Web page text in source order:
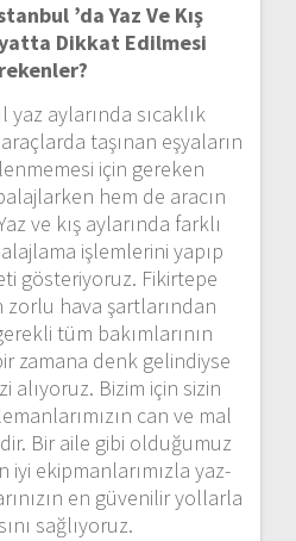
’da Yaz Ve Kış
Dikkat Edilmesi
aylarında sıcaklık
taşınan eşyaların
için gereken
hem de aracın
ve kış aylarında farklı
işlemlerini yapıp
gösteriyoruz. Fikirtepe
zorlu hava şartlarından
tüm bakımlarının
zamana denk gelindiyse
alıyoruz. Bizim için sizin
can ve mal
Bir aile gibi olduğumuz
iyi ekipmanlarımızla yaz-
en güvenilir yollarla
sağlıyoruz.